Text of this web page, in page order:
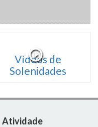
Vídeos de
Solenidades
Atividade